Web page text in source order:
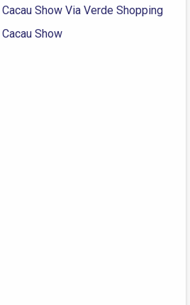
Cacau Show Via Verde Shopping
Cacau Show